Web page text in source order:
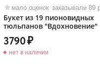
мало оценок заказывали 89
Букет из 19 пионовидных
тюльпанов "Вдохновение"
3790
нет в наличии